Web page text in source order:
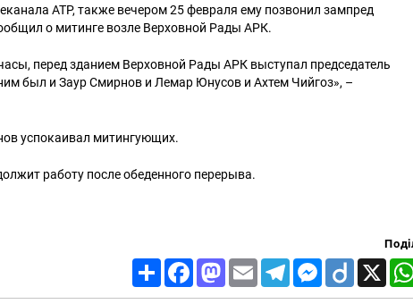
АТР, также вечером 25 февраля ему позвонил зампред
о митинге возле Верховной Рады АРК.
перед зданием Верховной Рады АРК выступал председатель
был и Заур Смирнов и Лемар Юнусов и Ахтем Чийгоз», –
успокаивал митингующих.
работу после обеденного перерыва.
Share FacebookMastodon
Email TelegramMessenger
Diigo X